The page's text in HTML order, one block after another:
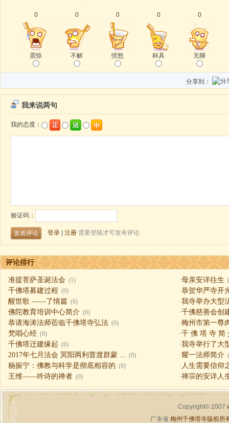
0
震惊
0
不解
0
愤怒
0
杯具
0
无聊
分享到：
评论排行
·准提菩萨圣诞法会 (1) ·母亲安详往生
·千佛塔募建过程 (0) ·恭贺华严寺开
·醒世歌 ——了情篇 (0) ·我寺举办大型
·佛陀教育培训中心简介 (0) ·千佛慈善会创
·恭请海涛法师莅临千佛塔寺弘法 (0) ·梅州市第一尊
·梵唱心经 (0) ·千 佛 塔 寺 简
·千佛塔迁建缘起 (0) ·我寺举行了大
·2017年七月法会 冥阳两利普渡群蒙 ... (0) ·耀一法师简介
·杨振宁：佛教与科学是彻底相容的 (0) · 人生需要信仰
·王维——吟诗的禅者 (0) ·禅宗的安详人
Copyright© 2007
广东省 梅州千佛塔寺版权所